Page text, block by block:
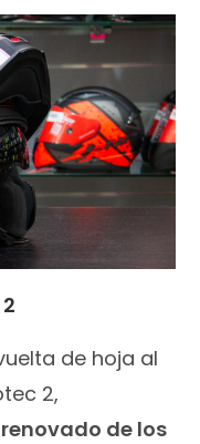
de hoja al
2,
de los